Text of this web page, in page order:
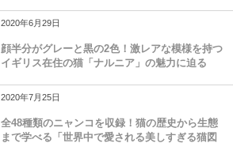
2020年6月29日
顔半分がグレーと黒の2色！激レアな模様を持つ
イギリス在住の猫「ナルニア」の魅力に迫る
2020年7月25日
全48種類のニャンコを収録！猫の歴史から生態
まで学べる「世界中で愛される美しすぎる猫図